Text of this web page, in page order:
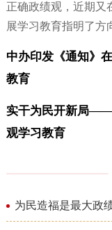
正确政绩观，近期又
展学习教育指明了方
中办印发《通知》
教育
实干为民开新局——
观学习教育
为民造福是最大政